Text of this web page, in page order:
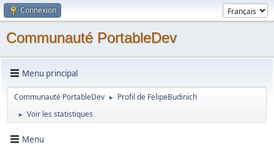
Connexion
Communauté PortableDev
Menu principal
Communauté PortableDev ► Profil de FelipeBudinich
► Voir les statistiques
Menu